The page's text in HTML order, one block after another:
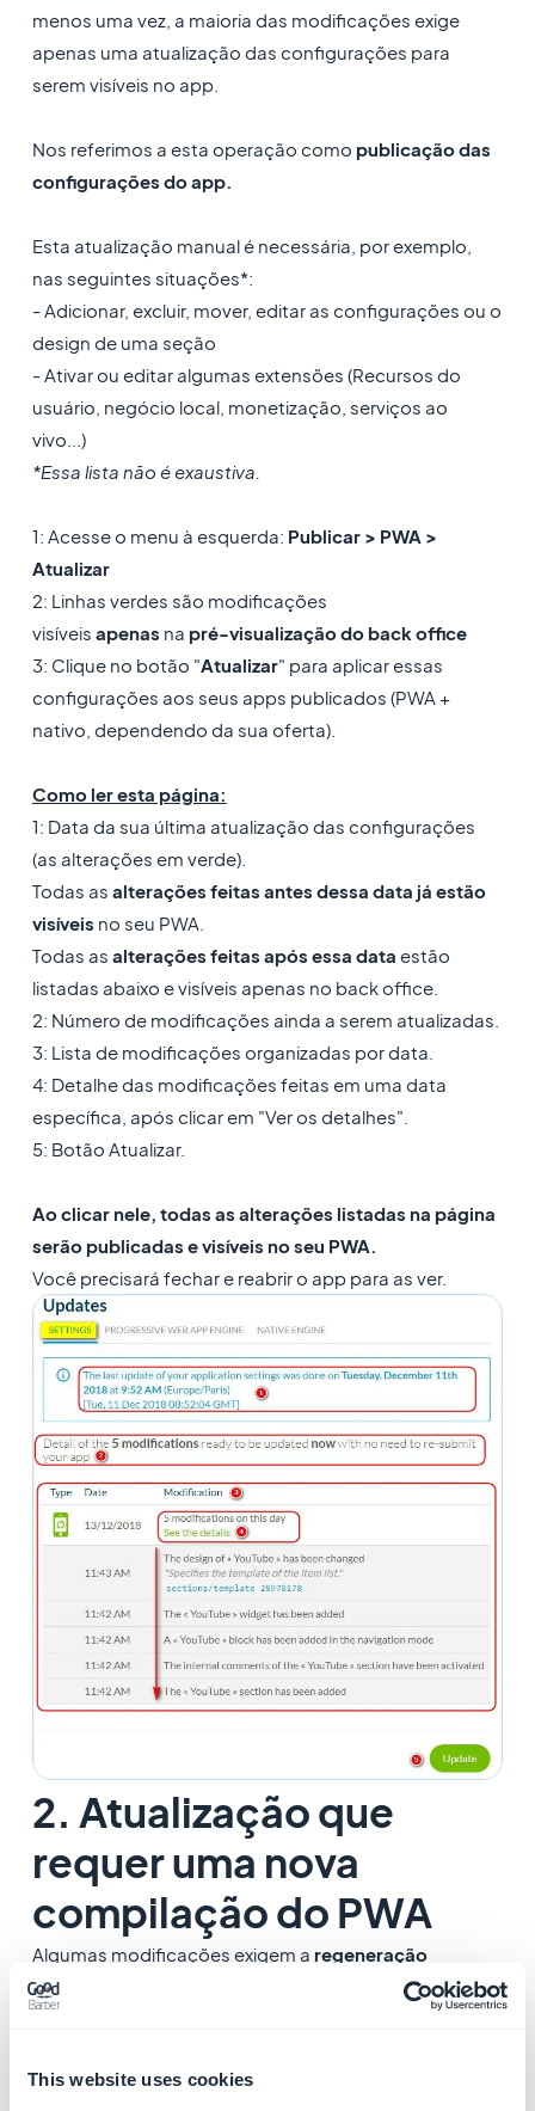
This website uses cookies
menos uma vez, a maioria das modificações exige
apenas uma atualização das configurações para
serem visíveis no app.
Nos referimos a esta operação como publicação das
configurações do app.
Esta atualização manual é necessária, por exemplo,
nas seguintes situações*:
- Adicionar, excluir, mover, editar as configurações ou o
design de uma seção
- Ativar ou editar algumas extensões (Recursos do
usuário, negócio local, monetização, serviços ao
vivo...)
*Essa lista não é exaustiva.
1: Acesse o menu à esquerda: Publicar > PWA >
Atualizar
2: Linhas verdes são modificações
visíveis apenas na pré-visualização do back office
3: Clique no botão "Atualizar" para aplicar essas
configurações aos seus apps publicados (PWA +
nativo, dependendo da sua oferta).
Como ler esta página:
1: Data da sua última atualização das configurações
(as alterações em verde).
Todas as alterações feitas antes dessa data já estão
visíveis no seu PWA.
Todas as alterações feitas após essa data estão
listadas abaixo e visíveis apenas no back office.
2: Número de modificações ainda a serem atualizadas.
3: Lista de modificações organizadas por data.
4: Detalhe das modificações feitas em uma data
específica, após clicar em "Ver os detalhes".
5: Botão Atualizar.
Ao clicar nele, todas as alterações listadas na página
serão publicadas e visíveis no seu PWA.
Você precisará fechar e reabrir o app para as ver.
2. Atualização que
requer uma nova
compilação do PWA
Algumas modificações exigem a regeneração
(reconstrução)
de uma nova versão do app para
Esta atualização manual é necessária, por exemplo,